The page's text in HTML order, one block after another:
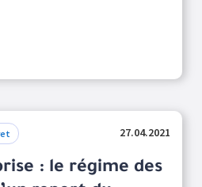
27.04.2021
: le régime des